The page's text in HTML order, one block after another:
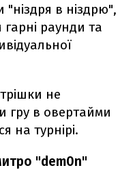
в ніздрю",
раунди та
не
гру в овертайми
на турнірі.
"dem0n"